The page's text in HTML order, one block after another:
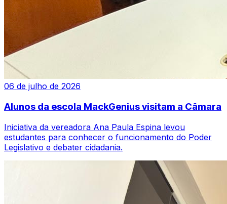
06 de julho de 2026
Alunos da escola MackGenius visitam a Câmara
Iniciativa da vereadora Ana Paula Espina levou
estudantes para conhecer o funcionamento do Poder
Legislativo e debater cidadania.